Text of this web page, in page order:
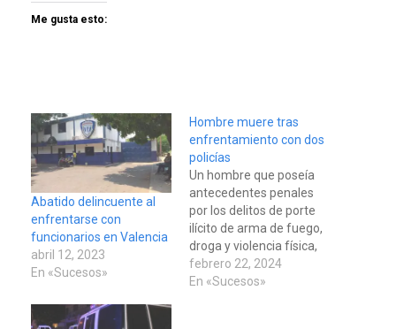
Me gusta esto:
Abatido delincuente al
enfrentarse con
funcionarios en Valencia
abril 12, 2023
En «Sucesos»
Hombre muere tras
enfrentamiento con dos
policías
Un hombre que poseía
antecedentes penales
por los delitos de porte
ilícito de arma de fuego,
droga y violencia física,
perdió la vida alrededor
de las 9:00 a.m. de este
febrero 22, 2024
En «Sucesos»